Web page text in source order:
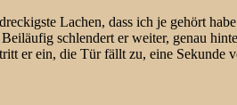
Lachen, dass ich je gehört
schlendert er weiter, genau
er ein, die Tür fällt zu, eine Sekunde